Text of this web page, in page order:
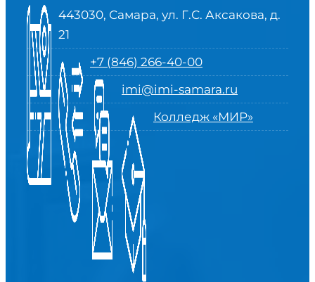
443030, Самара, ул. Г.С. Аксакова, д.
21
+7 (846) 266-40-00
imi@imi-samara.ru
Колледж «МИР»